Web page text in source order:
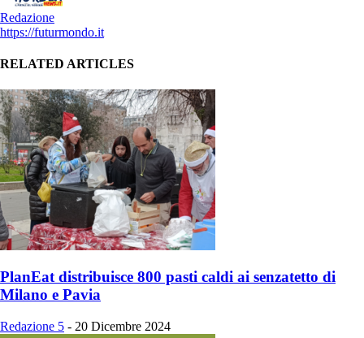
Redazione
https://futurmondo.it
RELATED ARTICLES
PlanEat distribuisce 800 pasti caldi ai senzatetto di
Milano e Pavia
Redazione 5 - 20 Dicembre 2024